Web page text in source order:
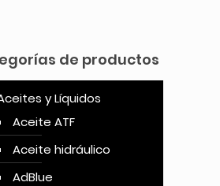
de productos
y Líquidos
Aceite ATF
Aceite hidráulico
AdBlue